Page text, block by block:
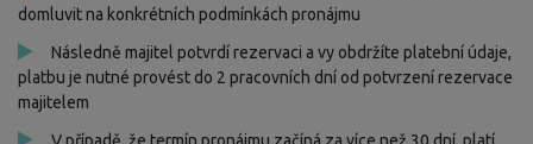
domluvit na konkrétních podmínkách pronájmu
Následně majitel potvrdí rezervaci a vy obdržíte platební údaje,
platbu je nutné provést do 2 pracovních dní od potvrzení rezervace
majitelem
V případě, že termín pronájmu začíná za více než 30 dní, platí